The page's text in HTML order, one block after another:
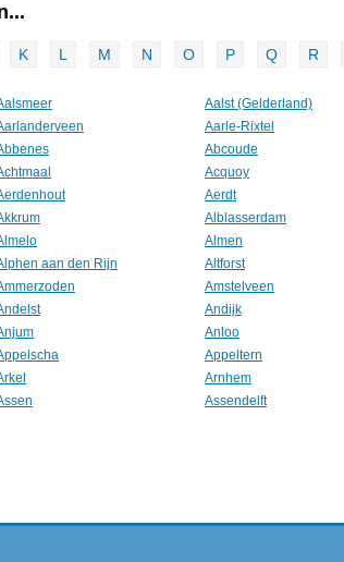
K L M N O P Q R
Aalst (Gelderland)
Aarle-Rixtel
Abcoude
Acquoy
Aerdt
Alblasserdam
Almen
aan den Rijn
Altforst
Amstelveen
Andijk
Anloo
Appeltern
Arnhem
Assendelft